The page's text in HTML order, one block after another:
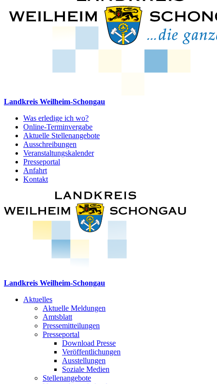
Landkreis Weilheim-Schongau
Was erledige ich wo?
Online-Terminvergabe
Aktuelle Stellenangebote
Ausschreibungen
Veranstaltungskalender
Presseportal
Anfahrt
Kontakt
Landkreis Weilheim-Schongau
Aktuelles
Aktuelle Meldungen
Amtsblatt
Pressemitteilungen
Presseportal
Download Presse
Veröffentlichungen
Ausstellungen
Soziale Medien
Stellenangebote